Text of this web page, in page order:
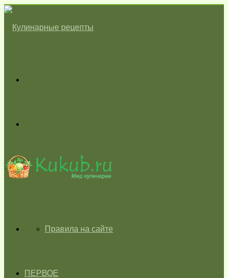
skin
ГЛАВНАЯПравила на сайте
ПЕРВОЕ